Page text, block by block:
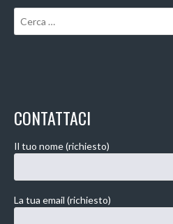
CONTATTACI
Il tuo nome (richiesto)
La tua email (richiesto)